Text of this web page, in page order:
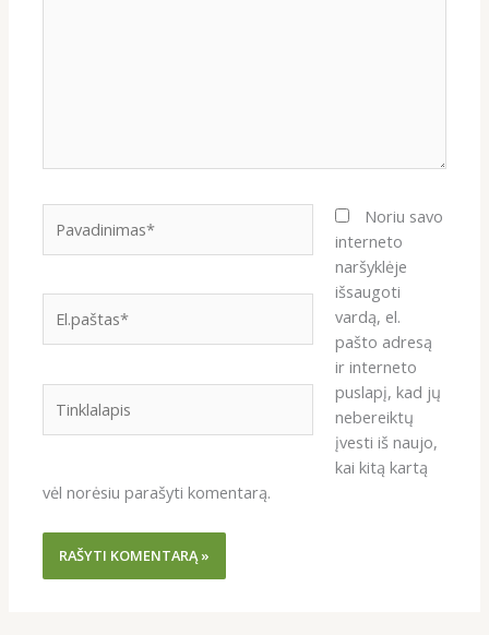
Noriu savo
interneto
naršyklėje
išsaugoti
vardą, el.
pašto adresą
ir interneto
puslapį, kad jų
nebereiktų
įvesti iš naujo,
kai kitą kartą
vėl norėsiu parašyti komentarą.